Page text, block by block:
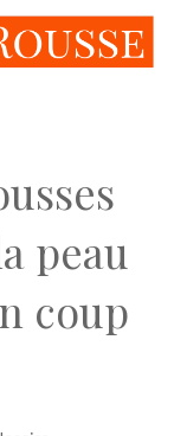
peau
coup